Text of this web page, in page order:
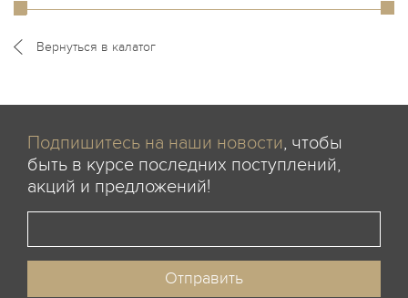
Вернуться в калатог
Подпишитесь на наши новости, чтобы
быть в курсе последних поступлений,
акций и предложений!